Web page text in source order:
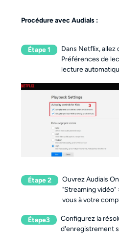
Procédure avec Audials :
Étape 1
Dans Netflix, allez
Préférences de
lecture
Étape 2
Ouvrez Audials
"Streaming
vous à votre
Étape3
Configurez la
d'enregistrement